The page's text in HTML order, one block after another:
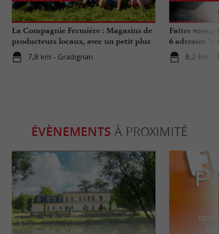
La Compagnie Fermière : Magasins de
producteurs locaux, avec un petit plus
...
7,8 km - Gradignan
Faites
6 adresses
8,2 km -
ÉVÈNEMENTS À PROXIMITÉ